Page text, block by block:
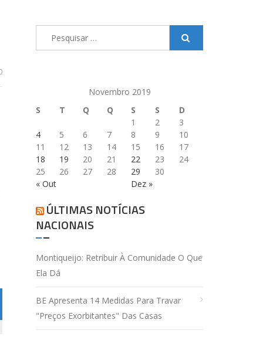
Novembro 2019
S
T Q Q S S D
« Out Dez »
1 2
3
4
5 6 7 8 9
10
11
12 13 14 15 16
17
18
19 20 21 22 23
24
25
26 27 28 29 30
ÚLTIMAS NOTÍCIAS
NACIONAIS
Montiqueijo: Retribuir À Comunidade O Que
Ela Dá
BE Apresenta 14 Medidas Para Travar
"preços Exorbitantes" Das Casas